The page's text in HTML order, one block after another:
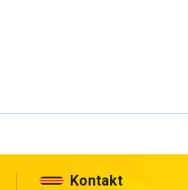
Kontakt